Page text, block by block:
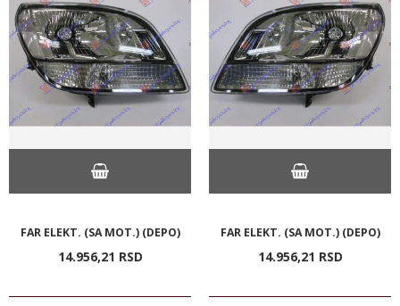
FAR ELEKT. (SA MOT.) (DEPO)
14.956,21 RSD
FAR ELEKT. (SA MOT.) (DEPO)
14.956,21 RSD